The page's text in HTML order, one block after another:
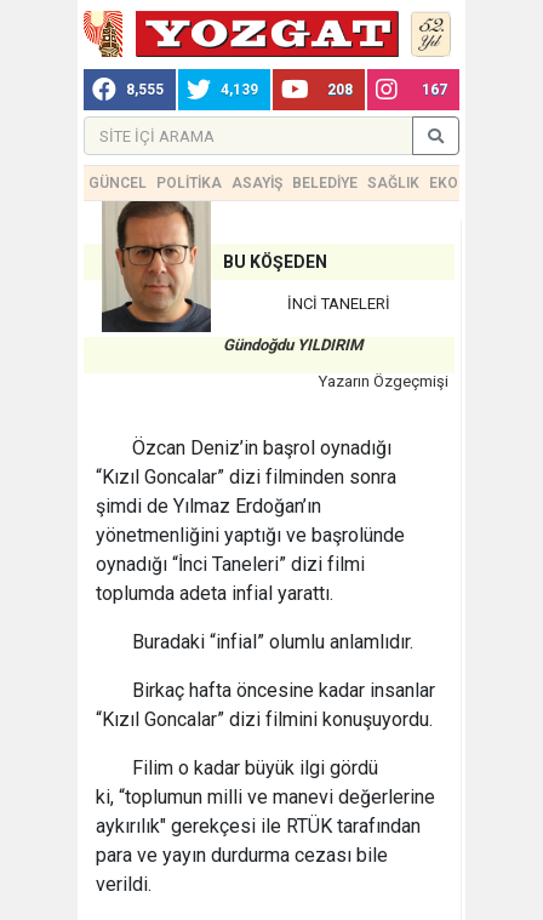
8,555 4,139 208 167
GÜNCEL POLİTİKA ASAYİŞ BELEDİYE SAĞLIK EKONOMİ
BU KÖŞEDEN
İNCİ TANELERİ
Gündoğdu YILDIRIM
Yazarın Özgeçmişi
Özcan Deniz’in başrol oynadığı
“Kızıl Goncalar” dizi filminden sonra
şimdi de Yılmaz Erdoğan’ın
yönetmenliğini yaptığı ve başrolünde
oynadığı “İnci Taneleri” dizi filmi
toplumda adeta infial yarattı.
Buradaki “infial” olumlu anlamlıdır.
Birkaç hafta öncesine kadar insanlar
“Kızıl Goncalar” dizi filmini konuşuyordu.
Filim o kadar büyük ilgi gördü
ki, “toplumun milli ve manevi değerlerine
aykırılık" gerekçesi ile RTÜK tarafından
para ve yayın durdurma cezası bile
verildi.